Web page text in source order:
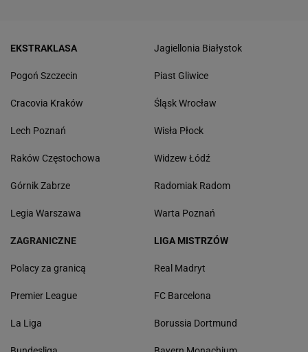
EKSTRAKLASA
Pogoń Szczecin
Cracovia Kraków
Lech Poznań
Raków Częstochowa
Górnik Zabrze
Legia Warszawa
Jagiellonia Białystok
Piast Gliwice
Śląsk Wrocław
Wisła Płock
Widzew Łódź
Radomiak Radom
Warta Poznań
ZAGRANICZNE
Polacy za granicą
Premier League
La Liga
LIGA MISTRZÓW
Real Madryt
FC Barcelona
Borussia Dortmund